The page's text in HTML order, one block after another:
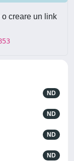
creare un link
ND
ND
ND
ND